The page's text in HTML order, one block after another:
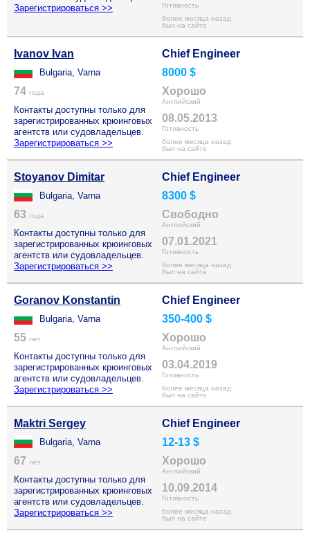
Зарегистрироваться >>
Готовность
более месяца назад
был на сайте
Ivanov Ivan
Bulgaria, Varna
74 года
Контакты доступны только для
зарегистрированных крюинговых
агентств или судовладельцев.
Зарегистрироваться >>
Chief Engineer
8000 $
Хорошо
Английский
08.05.2013
Готовность
более месяца назад
был на сайте
Stoyanov Dimitar
Bulgaria, Varna
63 года
Контакты доступны только для
зарегистрированных крюинговых
агентств или судовладельцев.
Зарегистрироваться >>
Chief Engineer
8300 $
Свободно
Английский
07.01.2021
Готовность
более месяца назад
был на сайте
Goranov Konstantin
Bulgaria, Varna
55 лет
Контакты доступны только для
зарегистрированных крюинговых
агентств или судовладельцев.
Зарегистрироваться >>
Chief Engineer
350-400 $
Хорошо
Английский
03.04.2019
Готовность
более месяца назад
был на сайте
Maktri Sergey
Bulgaria, Varna
67 лет
Контакты доступны только для
зарегистрированных крюинговых
агентств или судовладельцев.
Зарегистрироваться >>
Chief Engineer
12-13 $
Хорошо
Английский
10.09.2014
Готовность
более месяца назад
был на сайте